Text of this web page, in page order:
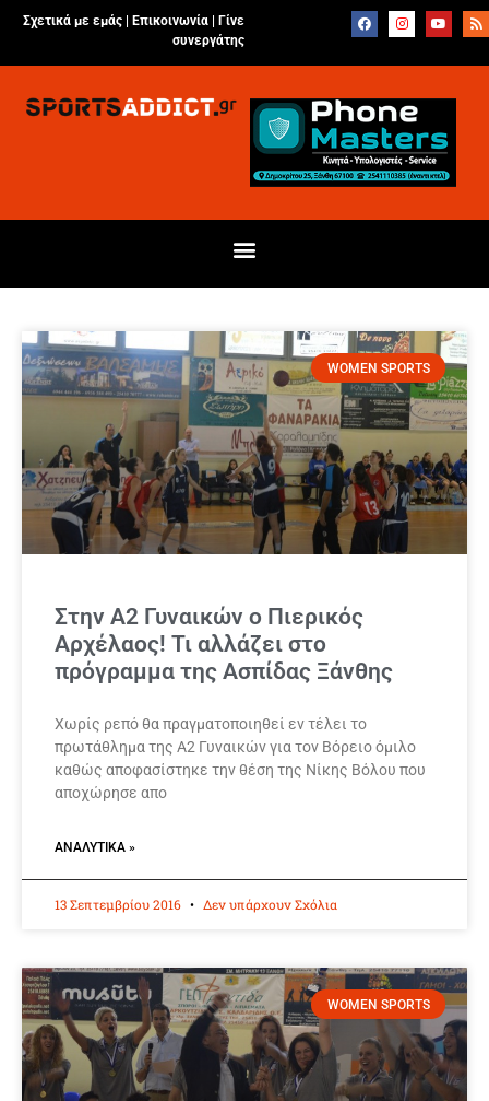
Σχετικά με εμάς | Επικοινωνία
Γίνε
συνεργάτης
WOMEN SPORTS
Στην Α2 Γυναικών ο Πιερικός
Αρχέλαος! Τι αλλάζει στο
πρόγραμμα της Ασπίδας Ξάνθης
Χωρίς ρεπό θα πραγματοποιηθεί εν τέλει το
πρωτάθλημα της Α2 Γυναικών για τον Βόρειο όμιλο
καθώς αποφασίστηκε την θέση της Νίκης Βόλου που
αποχώρησε απο
ΑΝΑΛΥΤΙΚΆ »
13 Σεπτεμβρίου 2016 Δεν υπάρχουν Σχόλια
WOMEN SPORTS